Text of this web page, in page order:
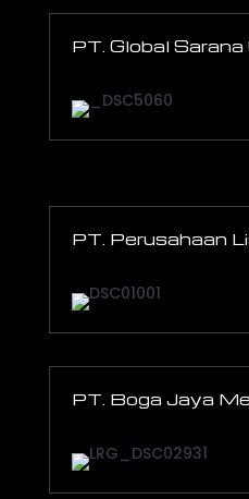
PT. Global
PT. Perusahaan
PT. Boga Jaya